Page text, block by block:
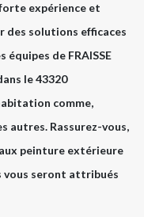
expérience et
des solutions efficaces
de FRAISSE
le 43320
comme,
autres. Rassurez-vous,
peinture extérieure
vous seront attribués